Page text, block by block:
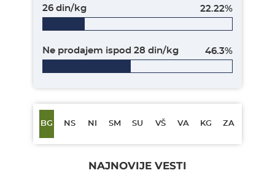
22.22%
26 din/kg
46.3%
Ne prodajem ispod 28 din/kg
BG NS NI SM SU VŠ VA KG ZA
NAJNOVIJE VESTI